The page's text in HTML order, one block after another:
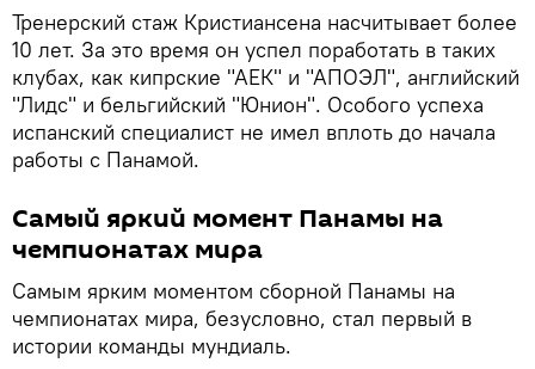
Тренерский стаж Кристиансена насчитывает более
10 лет. За это время он успел поработать в таких
клубах, как кипрские "АЕК" и "АПОЭЛ", английский
"Лидс" и бельгийский "Юнион". Особого успеха
испанский специалист не имел вплоть до начала
работы с Панамой.
Самый яркий момент Панамы на
чемпионатах мира
Самым ярким моментом сборной Панамы на
чемпионатах мира, безусловно, стал первый в
истории команды мундиаль.